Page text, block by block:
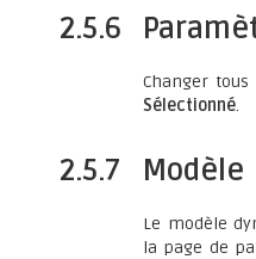
2.5.6
Changer
Sélectionné.
2.5.7 Modèle
Le modèle
la page de